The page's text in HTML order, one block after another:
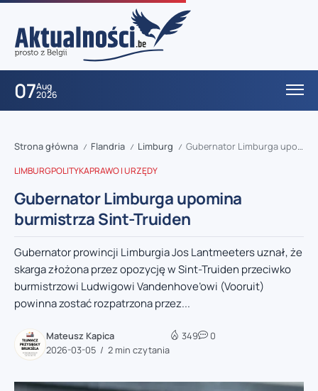
07Aug
2026
Strona główna / Flandria / Limburg / Gubernator Limburga upomina burmistrza Sint-Truiden
LIMBURGPOLITYKAPRAWO I URZĘDY
Gubernator Limburga upomina
burmistrza Sint-Truiden
Gubernator prowincji Limburgia Jos Lantmeeters uznał, że
skarga złożona przez opozycję w Sint-Truiden przeciwko
burmistrzowi Ludwigowi Vandenhove’owi (Vooruit)
powinna zostać rozpatrzona przez...
Mateusz Kapica
2026-03-05
2 min czytania
349 0